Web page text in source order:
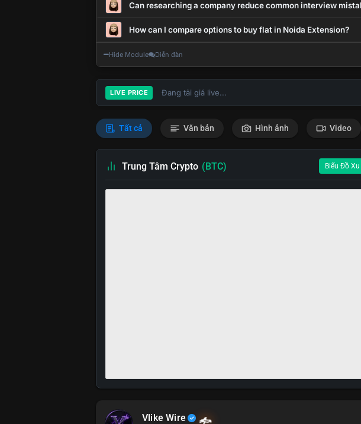
Can researching a company reduce common interview
How can I compare options to buy flat in Noida Extension?
Hide Module Diễn đàn
LIVE PRICE Đang tải giá live...
Tất cả Văn bản Hình ảnh Video
Trung Tâm Crypto (BTC) Biểu Đồ
Vlike Wire